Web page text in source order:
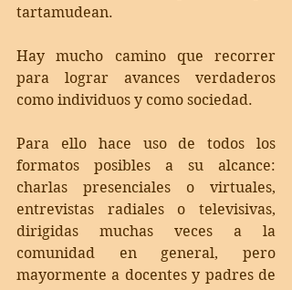
tartamudean.
Hay mucho camino que recorrer
para lograr avances verdaderos
como individuos y como sociedad.
Para ello hace uso de todos los
formatos posibles a su alcance:
charlas presenciales o virtuales,
entrevistas radiales o televisivas,
dirigidas muchas veces a la
comunidad en general, pero
mayormente a docentes y padres de